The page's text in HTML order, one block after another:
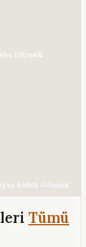
Görmek
Bebek Görmek
Tümü